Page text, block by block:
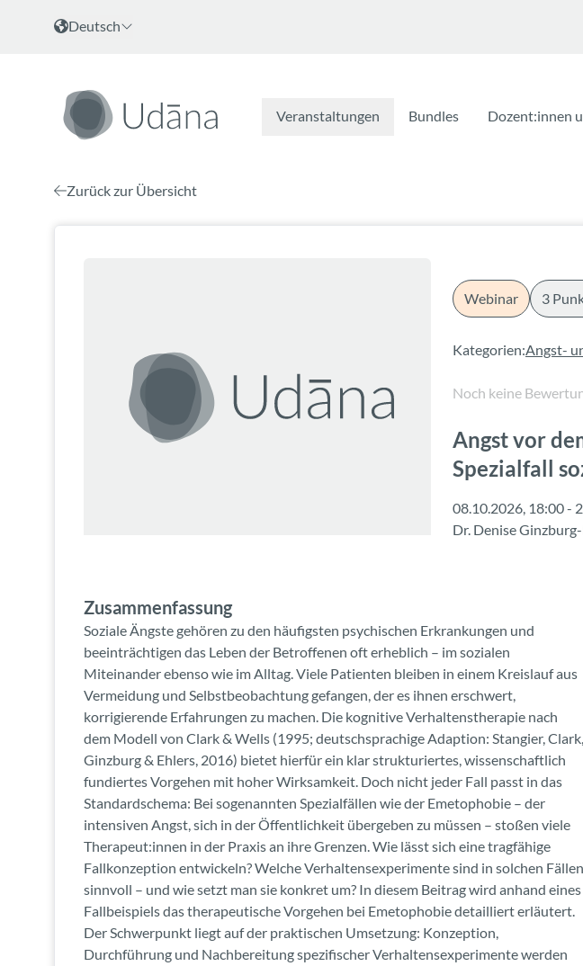
Zum Inhalt
Sprache wählen
Deutsch
Veranstaltungen Bundles Dozent:innen
Zurück zur Übersicht
Webinar 3
Kategorien:Angst-
Noch keine
Angst vor
Spezialfall
08.10.2026, 18:00 -
Dr. Denise
Zusammenfassung
Soziale Ängste gehören zu den häufigsten psychischen Erkrankungen und
beeinträchtigen das Leben der Betroffenen oft erheblich – im sozialen
Miteinander ebenso wie im Alltag. Viele Patienten bleiben in einem Kreislauf aus
Vermeidung und Selbstbeobachtung gefangen, der es ihnen erschwert,
korrigierende Erfahrungen zu machen. Die kognitive Verhaltenstherapie nach
dem Modell von Clark & Wells (1995; deutschsprachige Adaption: Stangier, Clark,
Ginzburg & Ehlers, 2016) bietet hierfür ein klar strukturiertes, wissenschaftlich
fundiertes Vorgehen mit hoher Wirksamkeit. Doch nicht jeder Fall passt in das
Standardschema: Bei sogenannten Spezialfällen wie der Emetophobie – der
intensiven Angst, sich in der Öffentlichkeit übergeben zu müssen – stoßen viele
Therapeut:innen in der Praxis an ihre Grenzen. Wie lässt sich eine tragfähige
Fallkonzeption entwickeln? Welche Verhaltensexperimente sind in solchen Fällen
sinnvoll – und wie setzt man sie konkret um? In diesem Beitrag wird anhand eines
Fallbeispiels das therapeutische Vorgehen bei Emetophobie detailliert erläutert.
Der Schwerpunkt liegt auf der praktischen Umsetzung: Konzeption,
Durchführung und Nachbereitung spezifischer Verhaltensexperimente werden